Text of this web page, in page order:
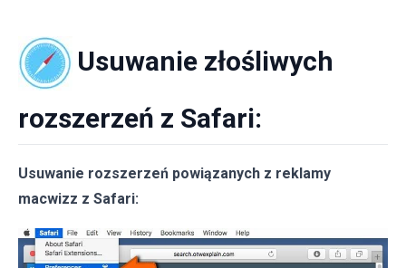
Usuwanie złośliwych
rozszerzeń z Safari:
Usuwanie rozszerzeń powiązanych z reklamy
macwizz z Safari: